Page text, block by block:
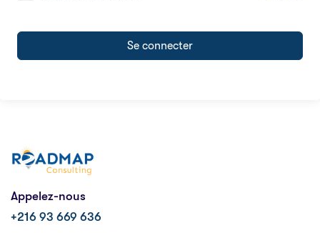
Se connecter
Appelez-nous
+216 93 669 636